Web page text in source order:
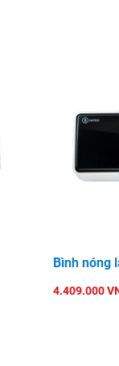
Bình nóng
4.409.000